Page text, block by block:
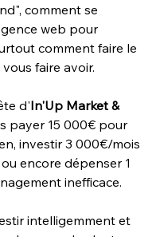
comment se
web pour
comment faire le
faire avoir.
d'In'Up Market &
payer 15 000€ pour
investir 3 000€/mois
encore dépenser 1
inefficace.
intelligemment et